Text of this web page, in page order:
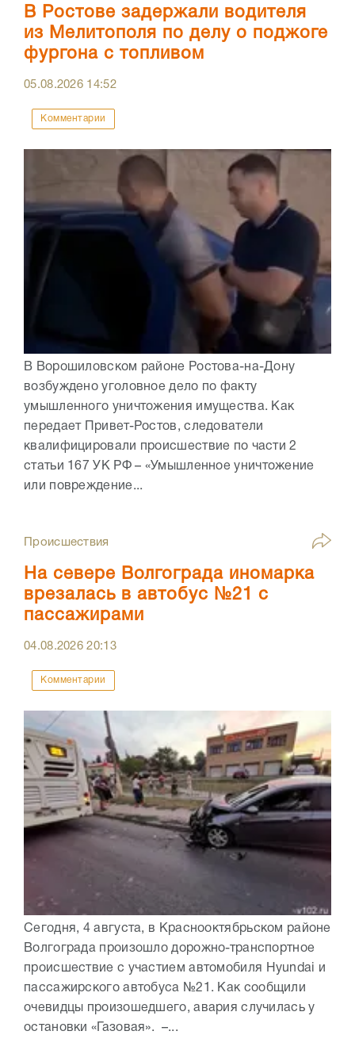
В Ростове задержали водителя
из Мелитополя по делу о поджоге
фургона с топливом
05.08.2026 14:52
Комментарии
В Ворошиловском районе Ростова-на-Дону
возбуждено уголовное дело по факту
умышленного уничтожения имущества. Как
передает Привет-Ростов, следователи
квалифицировали происшествие по части 2
статьи 167 УК РФ – «Умышленное уничтожение
или повреждение...
Происшествия
На севере Волгограда иномарка
врезалась в автобус №21 с
пассажирами
04.08.202620:13
Комментарии
Сегодня, 4 августа, в Краснооктябрьском районе
Волгограда произошло дорожно-транспортное
происшествие с участием автомобиля Hyundai и
пассажирского автобуса №21. Как сообщили
очевидцы произошедшего, авария случилась у
остановки «Газовая». –...